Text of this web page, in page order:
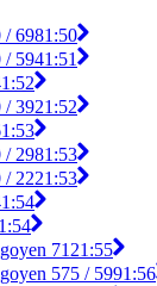
/ 6981:50
/ 5941:51
1:52
/ 3921:52
1:53
/ 2981:53
/ 2221:53
1:54
1:54
7121:55
575 / 5991:56